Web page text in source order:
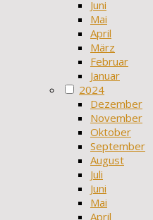
Juni
Mai
April
März
Februar
Januar
2024
Dezember
November
Oktober
September
August
Juli
Juni
Mai
April